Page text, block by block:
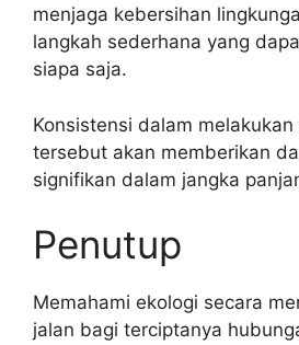
menjaga kebersihan
langkah sederhana yang
siapa saja.
Konsistensi dalam
tersebut akan memberikan
signifikan dalam jangka
Penutup
Memahami ekologi secara
jalan bagi terciptanya